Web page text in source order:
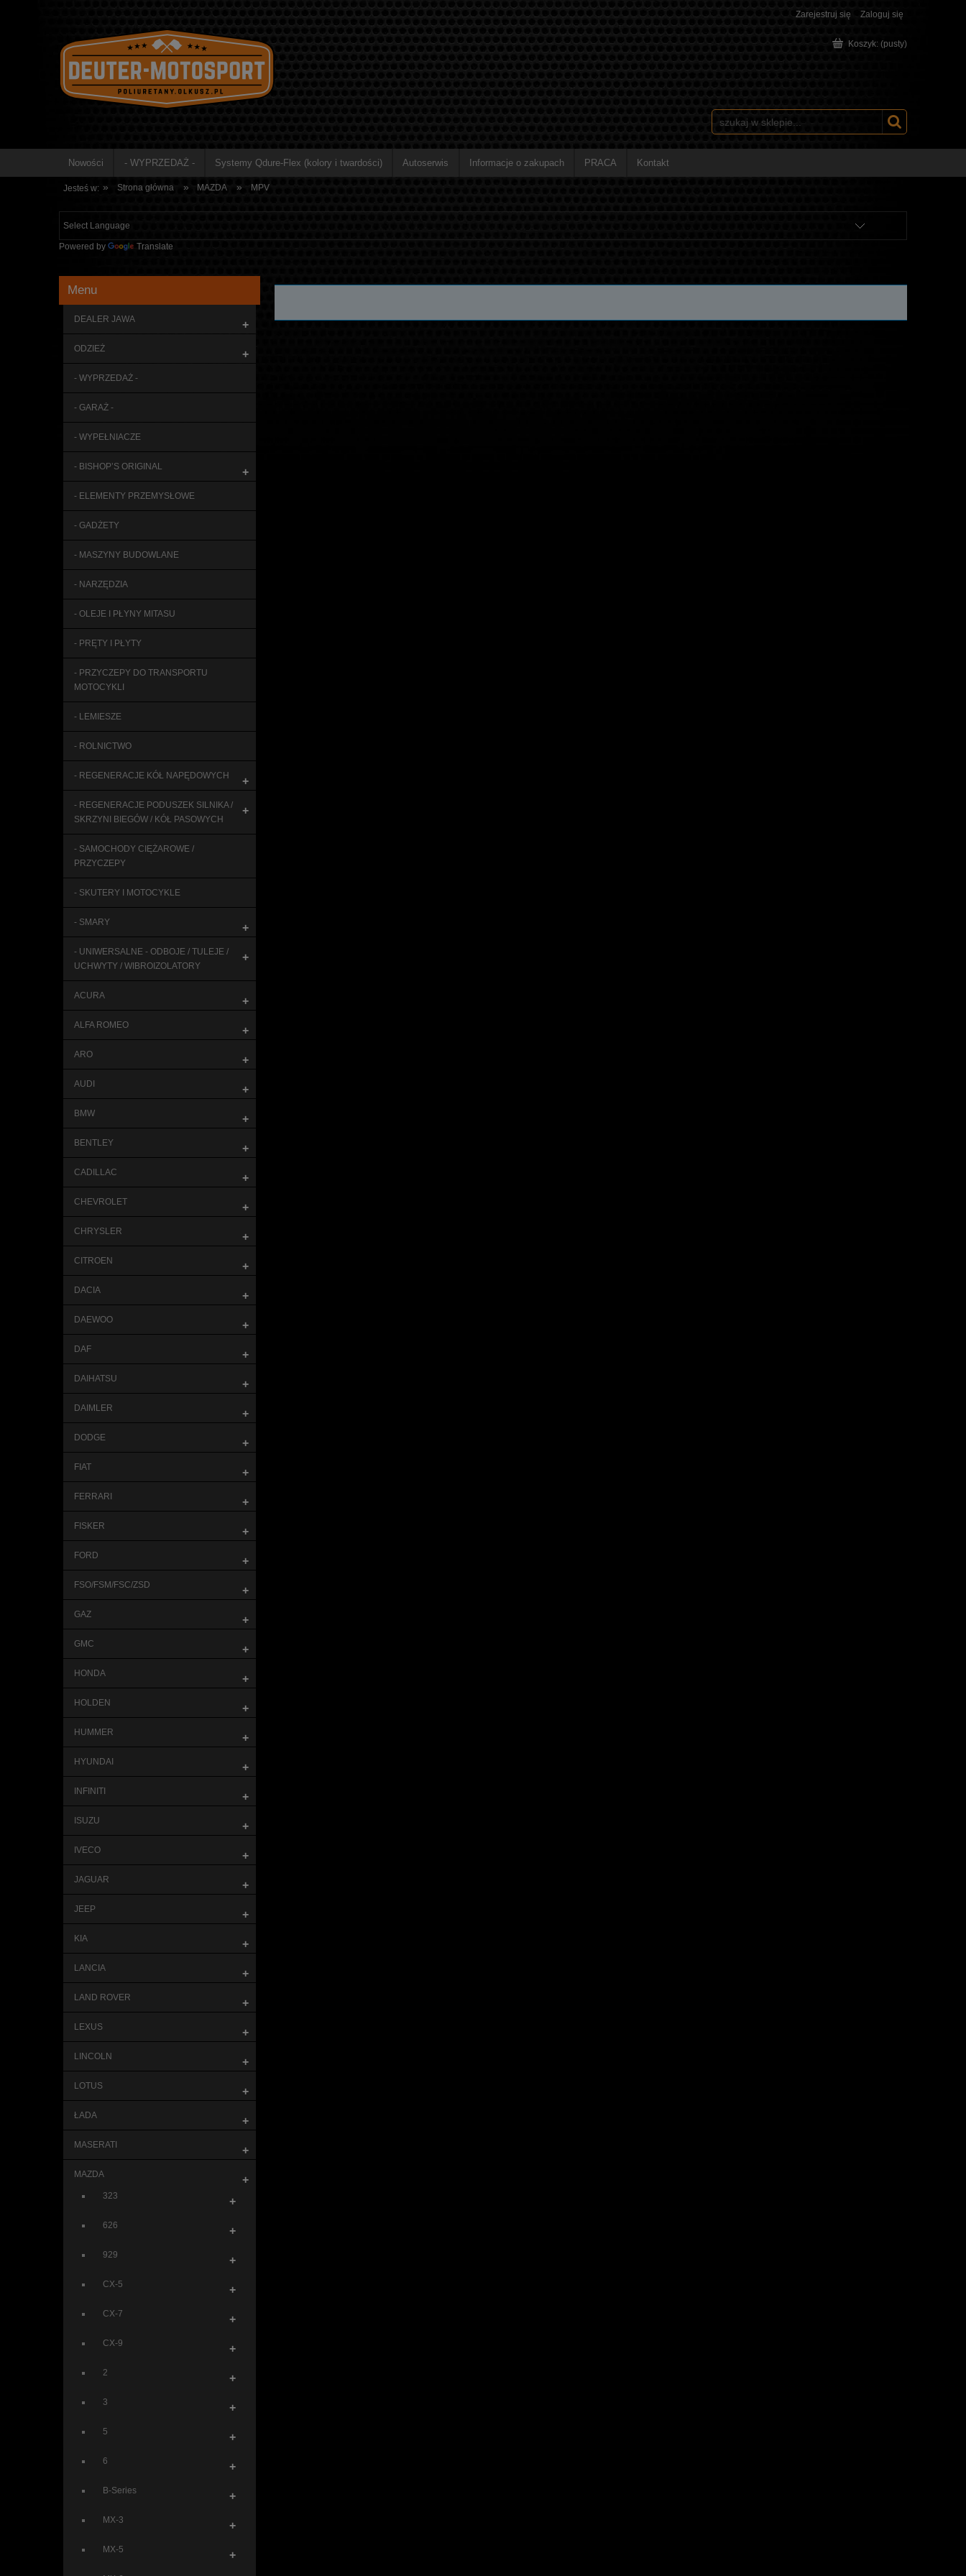
Zarejestruj się Zaloguj się
Koszyk: (pusty)
Nowości - WYPRZEDAŻ - Systemy Qdure-Flex (kolory i twardości) Autoserwis Informacje o zakupach PRACA Kontakt
Jesteś w: » Strona główna » MAZDA » MPV
Powered by Translate
Menu
DEALER JAWA +
ODZIEŻ +
- WYPRZEDAŻ -
- GARAŻ -
- WYPEŁNIACZE
- BISHOP’S ORIGINAL +
- ELEMENTY PRZEMYSŁOWE
- GADŻETY
- MASZYNY BUDOWLANE
- NARZĘDZIA
- OLEJE I PŁYNY MITASU
- PRĘTY I PŁYTY
- PRZYCZEPY DO TRANSPORTU
MOTOCYKLI
- LEMIESZE
- ROLNICTWO
- REGENERACJE KÓŁ NAPĘDOWYCH +
- REGENERACJE PODUSZEK SILNIKA /
SKRZYNI BIEGÓW / KÓŁ PASOWYCH
+
- SAMOCHODY CIĘŻAROWE /
PRZYCZEPY
- SKUTERY I MOTOCYKLE
- SMARY +
- UNIWERSALNE - ODBOJE / TULEJE /
UCHWYTY / WIBROIZOLATORY
+
ACURA +
ALFA ROMEO +
ARO +
AUDI +
BMW +
BENTLEY +
CADILLAC +
CHEVROLET +
CHRYSLER +
CITROEN +
DACIA +
DAEWOO +
DAF +
DAIHATSU +
DAIMLER +
DODGE +
FIAT +
FERRARI +
FISKER +
FORD +
FSO/FSM/FSC/ZSD +
GAZ +
GMC +
HONDA +
HOLDEN +
HUMMER +
HYUNDAI +
INFINITI +
ISUZU +
IVECO +
JAGUAR +
JEEP +
KIA +
LANCIA +
LAND ROVER +
LEXUS +
LINCOLN +
LOTUS +
ŁADA +
MASERATI +
MAZDA
323 +
626 +
929 +
CX-5 +
CX-7 +
CX-9 +
2 +
3 +
5 +
6 +
B-Series +
MX-3 +
MX-5 +
+